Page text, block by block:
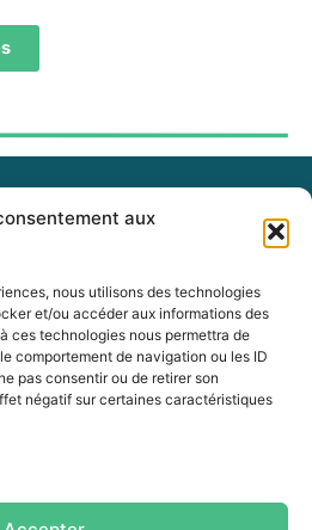
aux
nous utilisons des technologies
et/ou accéder aux informations des
ces technologies nous permettra de
comportement de navigation ou les ID
pas consentir ou de retirer son
négatif sur certaines caractéristiques
Laurier, bureau 100
(Québec)
J3G 0B7
Intranet
info@mrcvr.ca